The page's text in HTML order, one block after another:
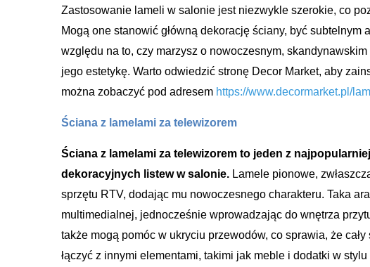
Zastosowanie lameli w salonie jest niezwykle szerokie, co
Mogą one stanowić główną dekorację ściany, być subtelnym
względu na to, czy marzysz o nowoczesnym,
jego estetykę. Warto odwiedzić stronę Decor Market, aby
można zobaczyć pod adresem https://www.decormarket.pl/
Ściana z lamelami za telewizorem
Ściana z lamelami za telewizorem to jeden z
dekoracyjnych listew w salonie. Lamele pionowe,
sprzętu RTV, dodając mu nowoczesnego charakteru. Taka
multimedialnej, jednocześnie wprowadzając do wnętrza
także mogą pomóc w ukryciu przewodów, co sprawia, że
łączyć z innymi elementami, takimi jak meble i dodatki w